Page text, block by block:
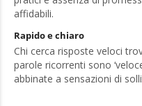
affidabili.
Rapido e chiaro
Chi cerca risposte veloci
parole ricorrenti sono
abbinate a sensazioni di